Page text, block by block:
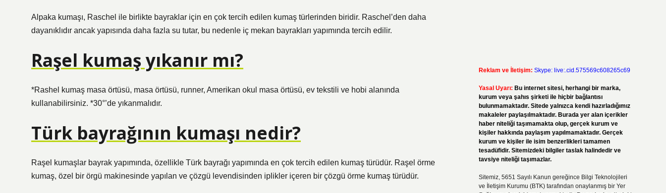
Alpaka kumaşı, Raschel ile birlikte bayraklar için en çok tercih edilen kumaş türlerinden biridir. Raschel’den daha
dayanıklıdır ancak yapısında daha fazla su tutar, bu nedenle iç mekan bayrakları yapımında tercih edilir.
Raşel kumaş yıkanır mı?
*Rashel kumaş masa örtüsü, masa örtüsü, runner, Amerikan okul masa örtüsü, ev tekstili ve hobi alanında
kullanabilirsiniz. *30°’de yıkanmalıdır.
Türk bayrağının kumaşı nedir?
Raşel kumaşlar bayrak yapımında, özellikle Türk bayrağı yapımında en çok tercih edilen kumaş türüdür. Raşel örme
kumaş, özel bir örgü makinesinde yapılan ve çözgü levendisinden iplikler içeren bir çözgü örme kumaş türüdür.
Reklam ve İletişim: Skype: live:.cid.575569c608265c69
Yasal Uyarı: Bu internet sitesi, herhangi bir marka,
kurum veya şahıs şirketi ile hiçbir bağlantısı
bulunmamaktadır. Sitede yalnızca kendi hazırladığımız
makaleler paylaşılmaktadır. Burada yer alan içerikler
haber niteliği taşımamakta olup, gerçek kurum ve
kişiler hakkında paylaşım yapılmamaktadır. Gerçek
kurum ve kişiler ile isim benzerlikleri tamamen
tesadüfidir. Sitemizdeki bilgiler taslak halindedir ve
tavsiye niteliği taşımazlar.
Sitemiz, 5651 Sayılı Kanun gereğince Bilgi Teknolojileri
ve İletişim Kurumu (BTK) tarafından onaylanmış bir Yer